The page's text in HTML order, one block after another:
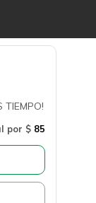
TIEMPO!
por $ 85